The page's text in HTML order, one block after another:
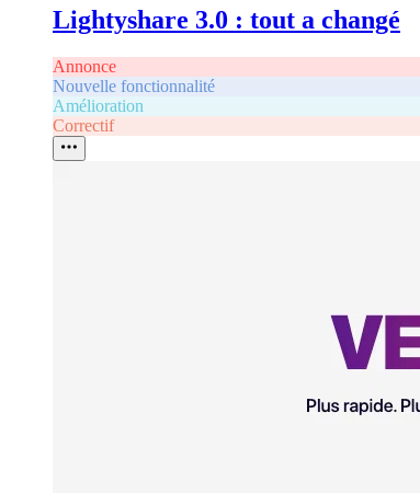
Lightyshare 3.0 : tout a changé
Annonce
Nouvelle fonctionnalité
Amélioration
Correctif